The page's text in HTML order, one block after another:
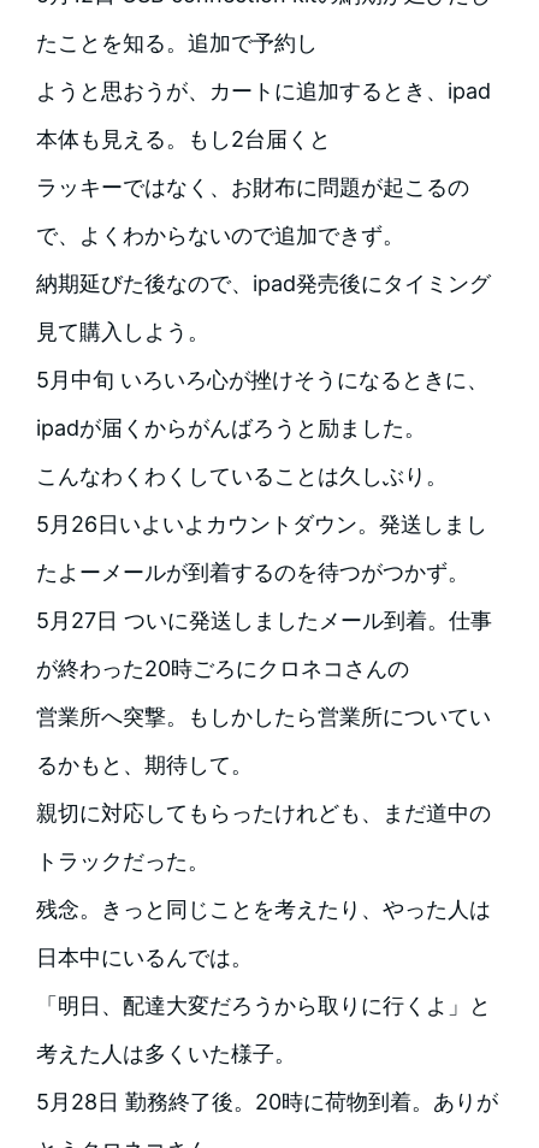
たことを知る。追加で予約し
ようと思おうが、カートに追加するとき、ipad
本体も見える。もし2台届くと
ラッキーではなく、お財布に問題が起こるの
で、よくわからないので追加できず。
納期延びた後なので、ipad発売後にタイミング
見て購入しよう。
5月中旬 いろいろ心が挫けそうになるときに、
ipadが届くからがんばろうと励ました。
こんなわくわくしていることは久しぶり。
5月26日いよいよカウントダウン。発送しまし
たよーメールが到着するのを待つがつかず。
5月27日 ついに発送しましたメール到着。仕事
が終わった20時ごろにクロネコさんの
営業所へ突撃。もしかしたら営業所についてい
るかもと、期待して。
親切に対応してもらったけれども、まだ道中の
トラックだった。
残念。きっと同じことを考えたり、やった人は
日本中にいるんでは。
「明日、配達大変だろうから取りに行くよ」と
考えた人は多くいた様子。
5月28日 勤務終了後。20時に荷物到着。ありが